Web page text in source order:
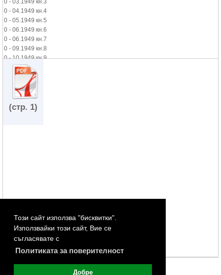
Този сайт използва "бисквитки".
Използвайки този сайт, Вие се
съгласявате с
Политиката за поверителност
Добре
0 - 04.1949 кн.4
0 - 05.1949 кн.5
0 - 06.1949 кн.6
0 - 06.1949 кн.7
0 - 09.1949 кн.8
0 - 10.1949 кн.9
0 - 12.1949 кн.10
(стр. 1)